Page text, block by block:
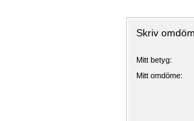
Skriv
Mitt betyg:
Mitt omdöme: